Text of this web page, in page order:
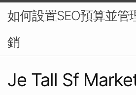
如何設置SEO預算並管
銷
Je Tall Sf